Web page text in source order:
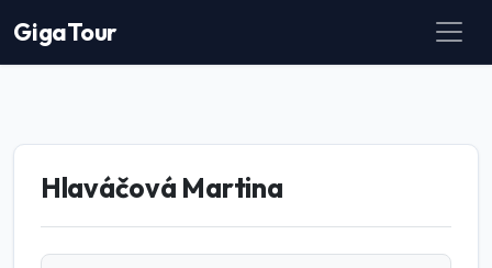
GigaTour
Hlaváčová Martina